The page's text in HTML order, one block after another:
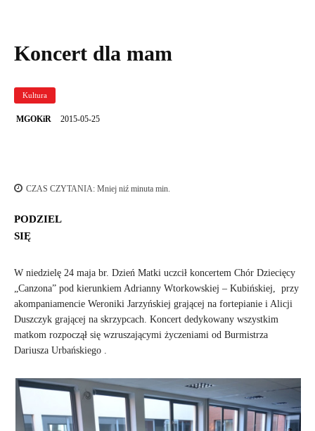
Koncert dla mam
Kultura
MGOKiR 2015-05-25
CZAS CZYTANIA: Mniej niź minuta min.
PODZIEL
SIĘ
W niedzielę 24 maja br. Dzień Matki uczcił koncertem Chór Dziecięcy
„Canzona” pod kierunkiem Adrianny Wtorkowskiej – Kubińskiej, przy
akompaniamencie Weroniki Jarzyńskiej grającej na fortepianie i Alicji
Duszczyk grającej na skrzypcach. Koncert dedykowany wszystkim
matkom rozpoczął się wzruszającymi życzeniami od Burmistrza
Dariusza Urbańskiego .